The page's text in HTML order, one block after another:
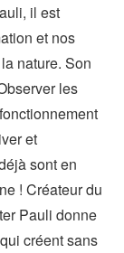
il est
et nos
nature. Son
les
et
sont en
! Créateur du
Pauli donne
créent sans